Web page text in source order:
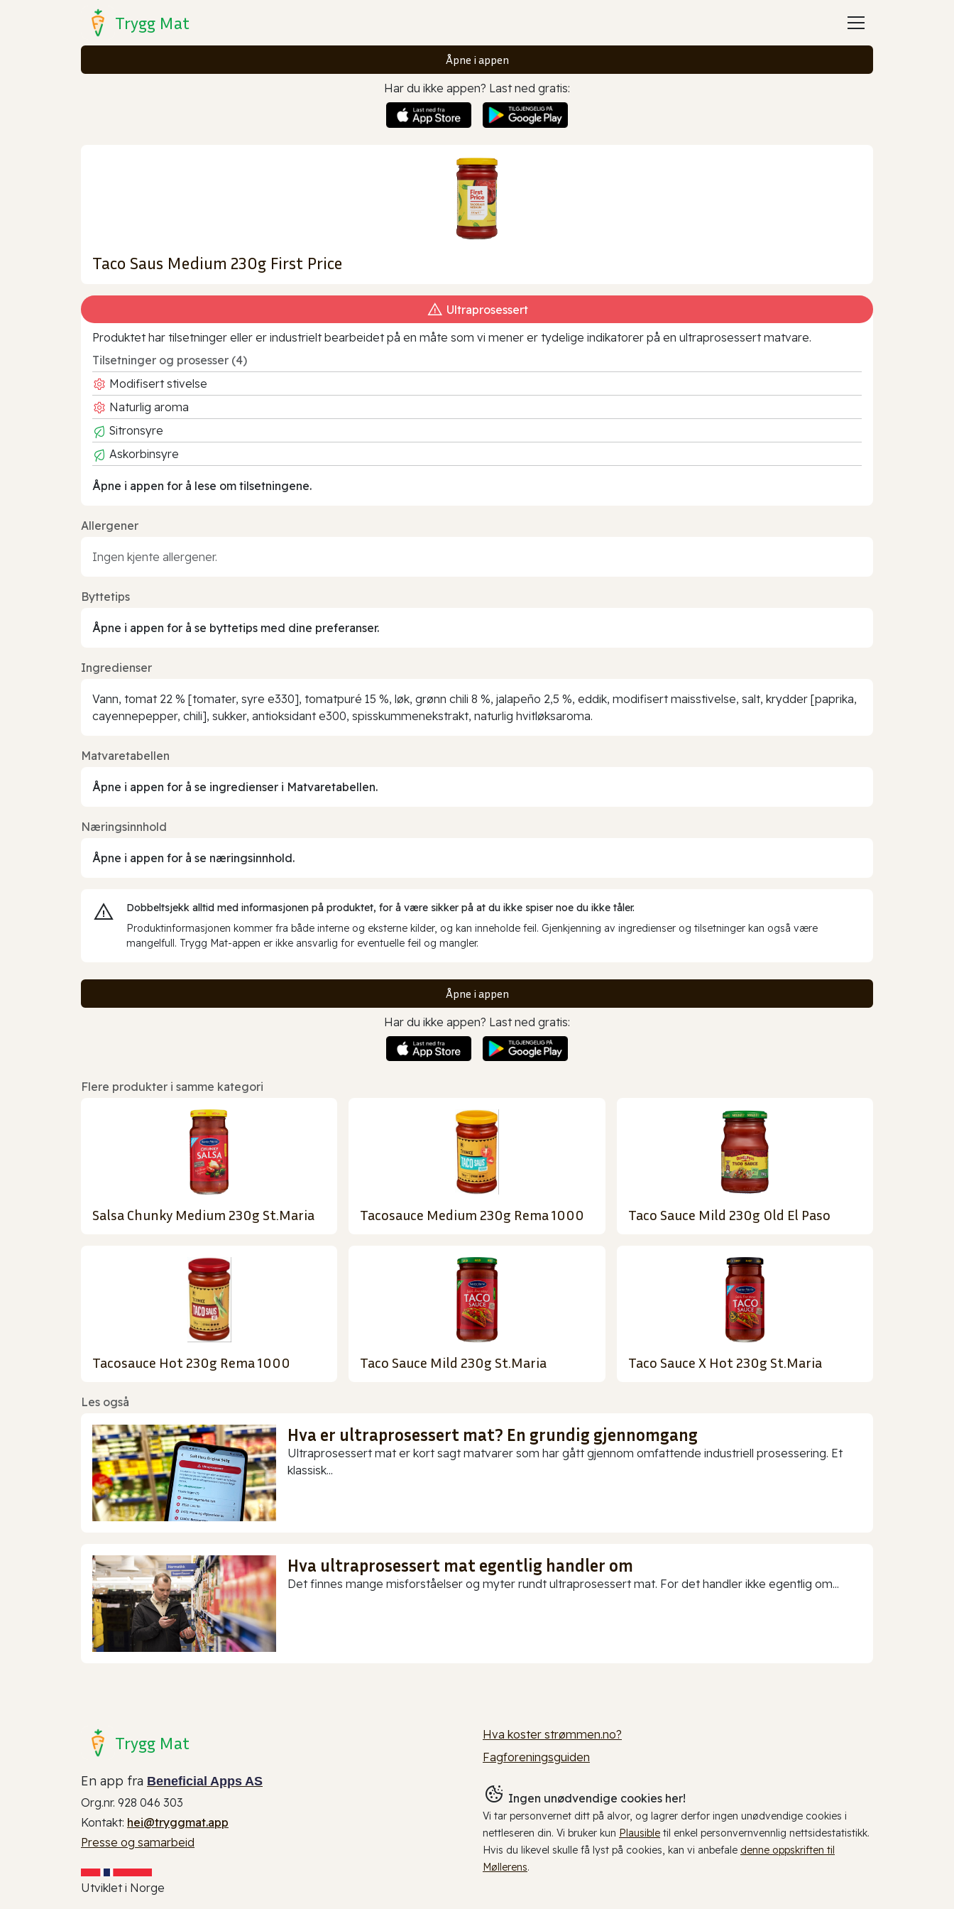
Trygg Mat
Åpne i appen
Har du ikke appen? Last ned gratis:
Taco Saus Medium 230g First Price
Ultraprosessert
Produktet har tilsetninger eller er industrielt bearbeidet på en måte som vi mener er tydelige indikatorer på en ultraprosessert matvare.
Tilsetninger og prosesser (4)
Modifisert stivelse
Naturlig aroma
Sitronsyre
Askorbinsyre
Åpne i appen for å lese om tilsetningene.
Allergener
Ingen kjente allergener.
Byttetips
Åpne i appen for å se byttetips med dine preferanser.
Ingredienser
Vann, tomat 22 % [tomater, syre e330], tomatpuré 15 %, løk, grønn chili 8 %, jalapeño 2,5 %, eddik, modifisert maisstivelse, salt, krydder [paprika,
cayennepepper, chili], sukker, antioksidant e300, spisskummenekstrakt, naturlig hvitløksaroma.
Matvaretabellen
Åpne i appen for å se ingredienser i Matvaretabellen.
Næringsinnhold
Åpne i appen for å se næringsinnhold.
Dobbeltsjekk alltid med informasjonen på produktet, for å være sikker på at du ikke spiser noe du ikke tåler.
Produktinformasjonen kommer fra både interne og eksterne kilder, og kan inneholde feil. Gjenkjenning av ingredienser og tilsetninger kan også være
mangelfull. Trygg Mat-appen er ikke ansvarlig for eventuelle feil og mangler.
Åpne i appen
Har du ikke appen? Last ned gratis:
Flere produkter i samme kategori
Salsa Chunky Medium 230g St.Maria Tacosauce Medium 230g Rema 1000 Taco Sauce Mild 230g Old El Paso
Tacosauce Hot 230g Rema 1000 Taco Sauce Mild 230g St.Maria Taco Sauce X Hot 230g St.Maria
Les også
Hva er ultraprosessert mat? En grundig gjennomgang
Ultraprosessert mat er kort sagt matvarer som har gått gjennom omfattende industriell prosessering. Et
klassisk...
Hva ultraprosessert mat egentlig handler om
Det finnes mange misforståelser og myter rundt ultraprosessert mat. For det handler ikke egentlig om...
Trygg Mat
En app fra Beneficial Apps AS
Org.nr. 928 046 303
Kontakt: hei@tryggmat.app
Presse og samarbeid
Utviklet i Norge
Hva koster strømmen.no?
Fagforeningsguiden
Ingen unødvendige cookies her!
Vi tar personvernet ditt på alvor, og lagrer derfor ingen unødvendige cookies i
nettleseren din. Vi bruker kun Plausible til enkel personvernvennlig nettsidestatistikk.
Hvis du likevel skulle få lyst på cookies, kan vi anbefale denne oppskriften til
Møllerens.